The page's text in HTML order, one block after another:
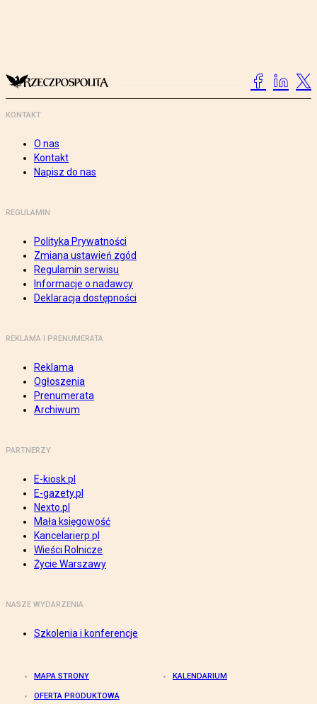
KONTAKT
O nas
Kontakt
Napisz do nas
REGULAMIN
Polityka Prywatności
Zmiana ustawień zgód
Regulamin serwisu
Informacje o nadawcy
Deklaracja dostępności
REKLAMA I PRENUMERATA
Reklama
Ogłoszenia
Prenumerata
Archiwum
PARTNERZY
E-kiosk.pl
E-gazety.pl
Nexto.pl
Mała księgowość
Kancelarierp.pl
Wieści Rolnicze
Życie Warszawy
NASZE WYDARZENIA
Szkolenia i konferencje
MAPA STRONY KALENDARIUM
OFERTA PRODUKTOWA